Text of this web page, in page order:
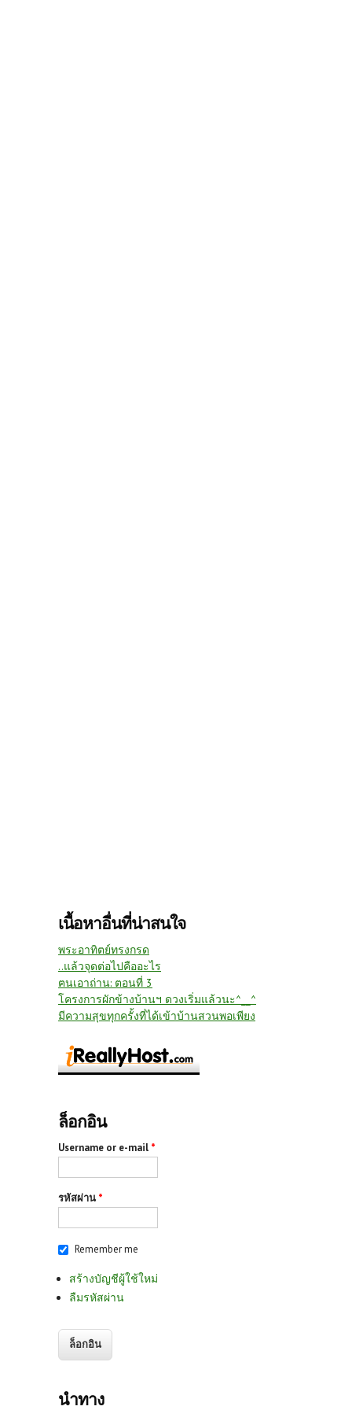
เนื้อหาอื่นที่น่าสนใจ
พระอาทิตย์ทรงกรด
..แล้วจุดต่อไปคืออะไร
ฅนเอาถ่าน: ตอนที่ 3
โครงการผักข้างบ้านฯ ดวงเริ่มแล้วนะ^__^
มีความสุขทุกครั้งที่ได้เข้าบ้านสวนพอเพียง
ล็อกอิน
Username or e-mail *
รหัสผ่าน *
Remember me
สร้างบัญชีผู้ใช้ใหม่
ลืมรหัสผ่าน
นำทาง